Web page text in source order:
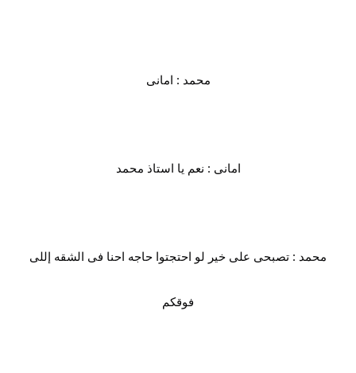
محمد : امانى
امانى : نعم يا استاذ محمد
محمد : تصبحى على خير لو احتجتوا حاجه احنا فى الشقه إللى
فوقكم